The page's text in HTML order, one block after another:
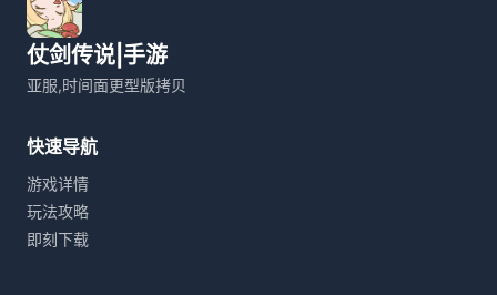
仗剑传说|手游
亚服,时间面更型版拷贝
快速导航
游戏详情
玩法攻略
即刻下载